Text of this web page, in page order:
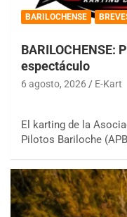
BARILOCHENSE
BARILOCHENSE:
espectáculo
6 agosto, 2026 E-Kart
El karting de la
Pilotos Bariloche